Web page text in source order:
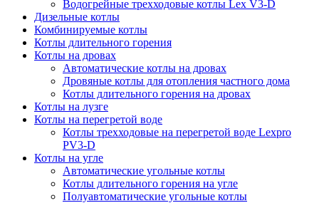
Водогрейные трехходовые котлы Lex V3-D
Дизельные котлы
Комбинируемые котлы
Котлы длительного горения
Котлы на дровах
Автоматические котлы на дровах
Дровяные котлы для отопления частного дома
Котлы длительного горения на дровах
Котлы на лузге
Котлы на перегретой воде
Котлы трехходовые на перегретой воде Lexpro
PV3-D
Котлы на угле
Автоматические угольные котлы
Котлы длительного горения на угле
Полуавтоматические угольные котлы